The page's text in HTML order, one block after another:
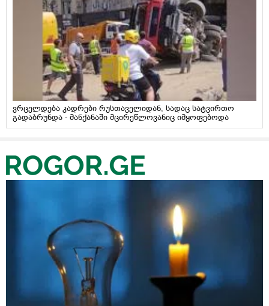
ვრცელდება კადრები რუსთაველიდან, სადაც სატვირთო
გადაბრუნდა - მანქანაში მცირეწლოვანიც იმყოფებოდა